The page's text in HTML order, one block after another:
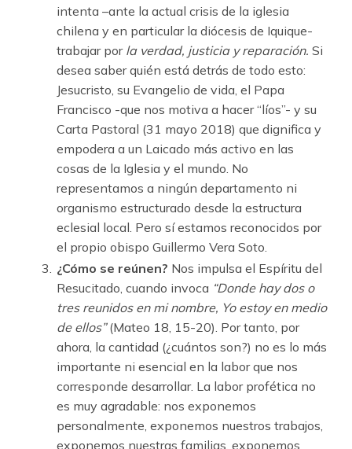
intenta –ante la actual crisis de la iglesia
chilena y en particular la diócesis de Iquique-
trabajar por la verdad, justicia y reparación. Si
desea saber quién está detrás de todo esto:
Jesucristo, su Evangelio de vida, el Papa
Francisco -que nos motiva a hacer “líos”- y su
Carta Pastoral (31 mayo 2018) que dignifica y
empodera a un Laicado más activo en las
cosas de la Iglesia y el mundo. No
representamos a ningún departamento ni
organismo estructurado desde la estructura
eclesial local. Pero sí estamos reconocidos por
el propio obispo Guillermo Vera Soto.
¿Cómo se reúnen? Nos impulsa el Espíritu del
Resucitado, cuando invoca “Donde hay dos o
tres reunidos en mi nombre, Yo estoy en medio
de ellos”(Mateo 18, 15-20). Por tanto, por
ahora, la cantidad (¿cuántos son?) no es lo más
importante ni esencial en la labor que nos
corresponde desarrollar. La labor profética no
es muy agradable: nos exponemos
personalmente, exponemos nuestros trabajos,
exponemos nuestras familias, exponemos